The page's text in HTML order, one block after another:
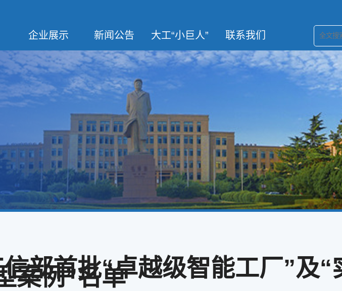
企业展示 新闻公告 大工“小巨人” 联系我们
部首批“卓越级智能工厂”及“
案例”名单